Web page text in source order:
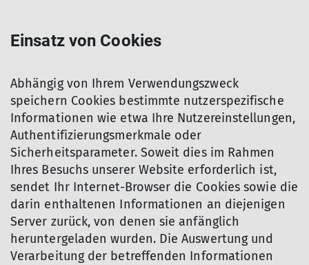
Einsatz von Cookies
Abhängig von Ihrem Verwendungszweck
speichern Cookies bestimmte nutzerspezifische
Informationen wie etwa Ihre Nutzereinstellungen,
Authentifizierungsmerkmale oder
Sicherheitsparameter. Soweit dies im Rahmen
Ihres Besuchs unserer Website erforderlich ist,
sendet Ihr Internet-Browser die Cookies sowie die
darin enthaltenen Informationen an diejenigen
Server zurück, von denen sie anfänglich
heruntergeladen wurden. Die Auswertung und
Verarbeitung der betreffenden Informationen